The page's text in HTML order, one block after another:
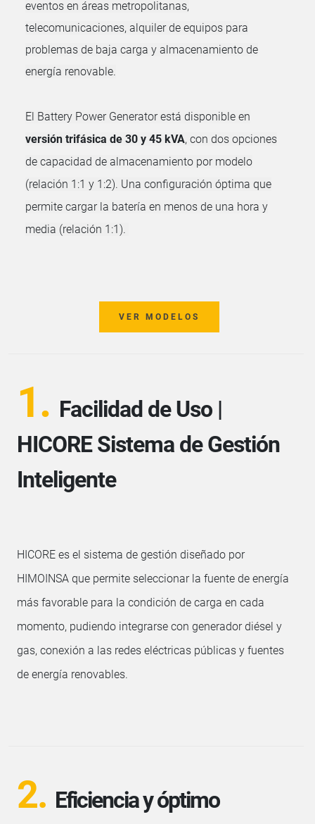
eventos en áreas metropolitanas,
telecomunicaciones, alquiler de equipos para
problemas de baja carga y almacenamiento de
energía renovable.
El Battery Power Generator está disponible en
versión trifásica de 30 y 45 kVA, con dos opciones
de capacidad de almacenamiento por modelo
(relación 1:1 y 1:2). Una configuración óptima que
permite cargar la batería en menos de una hora y
media (relación 1:1).
VER MODELOS
1. Facilidad de Uso |
HICORE Sistema de Gestión
Inteligente
HICORE es el sistema de gestión diseñado por
HIMOINSA que permite seleccionar la fuente de energía
más favorable para la condición de carga en cada
momento, pudiendo integrarse con generador diésel y
gas, conexión a las redes eléctricas públicas y fuentes
de energía renovables.
2. Eficiencia y óptimo